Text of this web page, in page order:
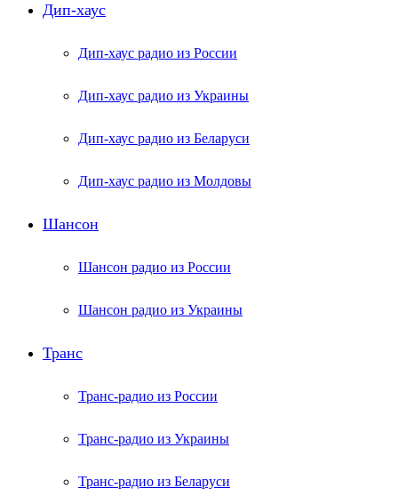
Дип-хаус
Дип-хаус радио из России
Дип-хаус радио из Украины
Дип-хаус радио из Беларуси
Дип-хаус радио из Молдовы
Шансон
Шансон радио из России
Шансон радио из Украины
Транс
Транс-радио из России
Транс-радио из Украины
Транс-радио из Беларуси